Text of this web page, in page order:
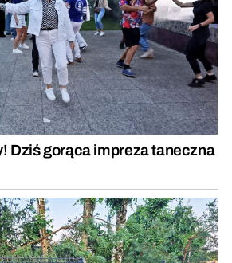
Dziś gorąca impreza taneczna